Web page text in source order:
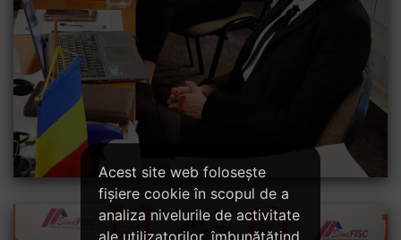
Acest site web folosește
fișiere cookie în scopul de a
analiza nivelurile de activitate
ale utilizatorilor, îmbunătățind